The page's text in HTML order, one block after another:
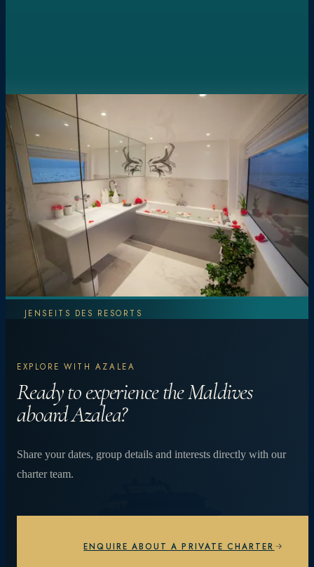
JENSEITS DES RESORTS
Entdecken Sie
mehr. Erleben Sie
mehr.
Von lebhaften Korallenriffen und Manta-
Strand unter dem Sternenhimmel – jeder Tag ist
EXPLORE WITH AZALEA
Ready to experience the Maldives
aboard Azalea?
Share your dates, group details and interests directly with our
charter team.
ENQUIRE ABOUT A PRIVATE CHARTER